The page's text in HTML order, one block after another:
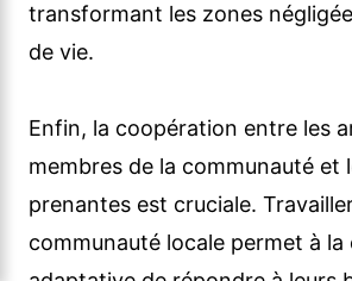
transformant les zones
de vie.
Enfin, la coopération entre les
membres de la communauté et
prenantes est cruciale.
communauté locale permet à